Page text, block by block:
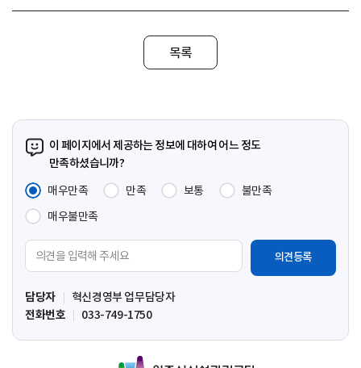
목록
이 페이지에서 제공하는 정보에 대하여 어느 정도
만족하셨습니까?
매우만족
만족 보통
불만족
매우불만족
견
입
력
담당자
혁신경영부 업무담당자
전화번호
033-749-1750